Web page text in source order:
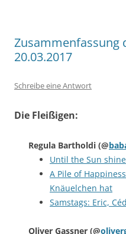
Zusammenfassung
20.03.2017
Schreibe eine Antwort
Die Fleißigen:
Regula Bartholdi (@
Until the Sun
A Pile of
Knäuelchen hat
Samstags: Eric,
Oliver Gassner (@